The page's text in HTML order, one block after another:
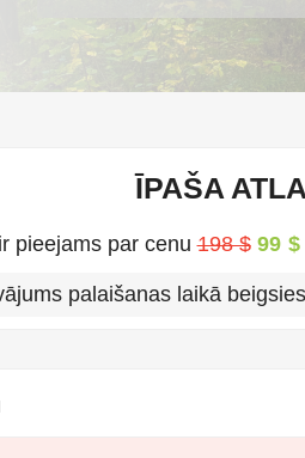
ĪPAŠA
pieejams par cenu198 $ 99 $
palaišanas laikā beigsies